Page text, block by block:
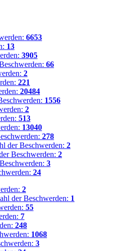
6653
13
3905
66
2
221
20484
1556
2
513
13040
278
der Beschwerden: 2
Beschwerden: 2
3
24
2
der Beschwerden: 1
55
7
248
1068
3